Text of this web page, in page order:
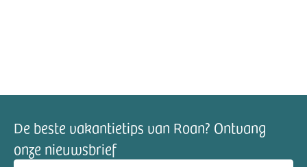
De beste vakantietips van Roan? Ontvang
onze nieuwsbrief